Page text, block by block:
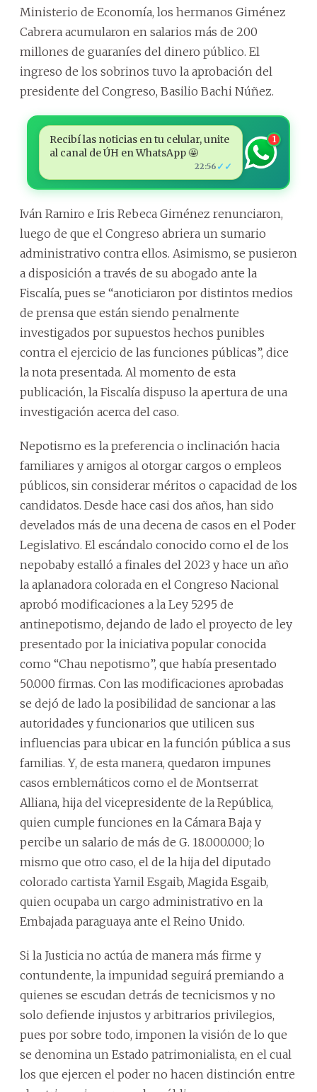
Ministerio de Economía, los hermanos Giménez
Cabrera acumularon en salarios más de 200
millones de guaraníes del dinero público. El
ingreso de los sobrinos tuvo la aprobación del
presidente del Congreso, Basilio Bachi Núñez.
Recibí las noticias en tu celular, unite
al canal de ÚH en WhatsApp 🤩
22:56 ✓✓
1
Iván Ramiro e Iris Rebeca Giménez renunciaron,
luego de que el Congreso abriera un sumario
administrativo contra ellos. Asimismo, se pusieron
a disposición a través de su abogado ante la
Fiscalía, pues se “anoticiaron por distintos medios
de prensa que están siendo penalmente
investigados por supuestos hechos punibles
contra el ejercicio de las funciones públicas”, dice
la nota presentada. Al momento de esta
publicación, la Fiscalía dispuso la apertura de una
investigación acerca del caso.
Nepotismo es la preferencia o inclinación hacia
familiares y amigos al otorgar cargos o empleos
públicos, sin considerar méritos o capacidad de los
candidatos. Desde hace casi dos años, han sido
develados más de una decena de casos en el Poder
Legislativo. El escándalo conocido como el de los
nepobaby estalló a finales del 2023 y hace un año
la aplanadora colorada en el Congreso Nacional
aprobó modificaciones a la Ley 5295 de
antinepotismo, dejando de lado el proyecto de ley
presentado por la iniciativa popular conocida
como “Chau nepotismo”, que había presentado
50.000 firmas. Con las modificaciones aprobadas
se dejó de lado la posibilidad de sancionar a las
autoridades y funcionarios que utilicen sus
influencias para ubicar en la función pública a sus
familias. Y, de esta manera, quedaron impunes
casos emblemáticos como el de Montserrat
Alliana, hija del vicepresidente de la República,
quien cumple funciones en la Cámara Baja y
percibe un salario de más de G. 18.000.000; lo
mismo que otro caso, el de la hija del diputado
colorado cartista Yamil Esgaib, Magida Esgaib,
quien ocupaba un cargo administrativo en la
Embajada paraguaya ante el Reino Unido.
Si la Justicia no actúa de manera más firme y
contundente, la impunidad seguirá premiando a
quienes se escudan detrás de tecnicismos y no
solo defiende injustos y arbitrarios privilegios,
pues por sobre todo, imponen la visión de lo que
se denomina un Estado patrimonialista, en el cual
los que ejercen el poder no hacen distinción entre